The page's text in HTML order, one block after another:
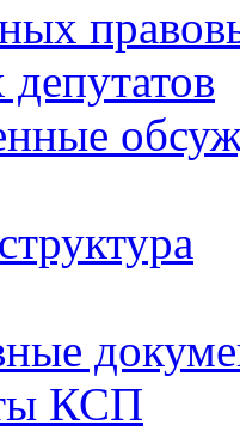
КСП